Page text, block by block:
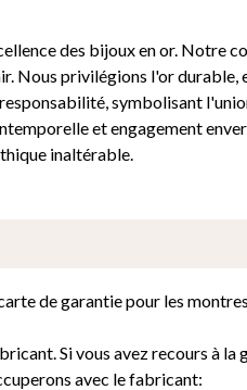
des bijoux en or. Notre
Nous privilégions l'or
symbolisant
et engagement
inaltérable.
de garantie pour les
Si vous avez recours à la
avec le fabricant: